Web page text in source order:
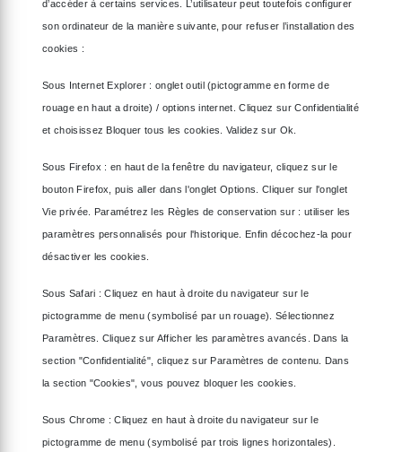
d’accéder à certains services. L’utilisateur peut toutefois configurer
son ordinateur de la manière suivante, pour refuser l’installation des
cookies :
Sous Internet Explorer : onglet outil (pictogramme en forme de
rouage en haut a droite) / options internet. Cliquez sur Confidentialité
et choisissez Bloquer tous les cookies. Validez sur Ok.
Sous Firefox : en haut de la fenêtre du navigateur, cliquez sur le
bouton Firefox, puis aller dans l'onglet Options. Cliquer sur l'onglet
Vie privée. Paramétrez les Règles de conservation sur : utiliser les
paramètres personnalisés pour l'historique. Enfin décochez-la pour
désactiver les cookies.
Sous Safari : Cliquez en haut à droite du navigateur sur le
pictogramme de menu (symbolisé par un rouage). Sélectionnez
Paramètres. Cliquez sur Afficher les paramètres avancés. Dans la
section "Confidentialité", cliquez sur Paramètres de contenu. Dans
la section "Cookies", vous pouvez bloquer les cookies.
Sous Chrome : Cliquez en haut à droite du navigateur sur le
pictogramme de menu (symbolisé par trois lignes horizontales).